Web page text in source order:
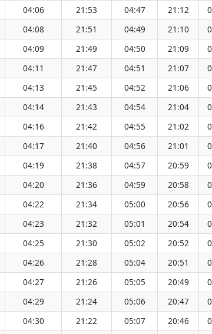
04:06 21:53 04:47 21:12
04:08 21:51 04:49 21:10
04:09 21:49 04:50 21:09
04:11 21:47 04:51 21:07
04:13 21:45 04:52 21:06
04:14 21:43 04:54 21:04
04:16 21:42 04:55 21:02
04:17 21:40 04:56 21:01
04:19 21:38 04:57 20:59
04:20 21:36 04:59 20:58
04:22 21:34 05:00 20:56
04:23 21:32 05:01 20:54
04:25 21:30 05:02 20:52
04:26 21:28 05:04 20:51
04:27 21:26 05:05 20:49
04:29 21:24 05:06 20:47
04:30 21:22 05:07 20:46